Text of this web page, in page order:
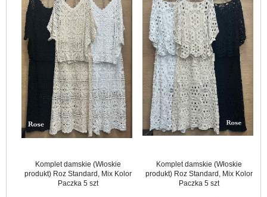
Komplet damskie (Włoskie
produkt) Roz Standard, Mix Kolor
Paczka 5 szt
Komplet damskie (Włoskie
produkt) Roz Standard, Mix Kolor
Paczka 5 szt